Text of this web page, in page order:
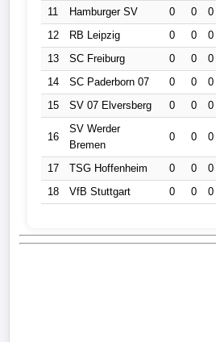
11
Hamburger SV 0 0 0
12
RB Leipzig 0 0 0
13
SC Freiburg 0 0 0
14
SC Paderborn 07 0 0 0
15
SV 07 Elversberg 0 0 0
16
SV Werder
Bremen
0 0 0
17 TSG Hoffenheim 0 0 0
18
VfB Stuttgart 0 0 0